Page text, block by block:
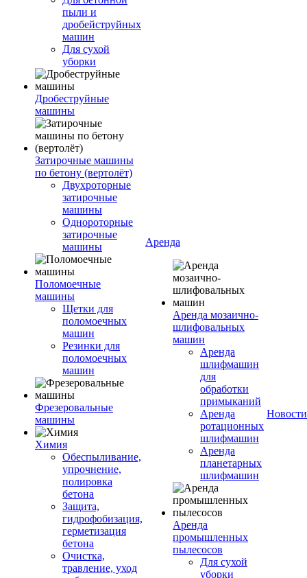
пыли и
дробейструйных
машин
Для сухой
уборки
Дробеструйные
машины
Затирочные машины
по бетону (вертолёт)
Двухроторные
затирочные
машины
Однороторные
затирочные
машины
Поломоечные
машины
Щетки для
поломоечных
машин
Резинки для
поломоечных
машин
Фрезеровальные
машины
Химия
Обеспыливание,
упрочнение,
полировка
бетона
Защита,
гидрофобизация,
герметизация
бетона
Очистка,
травление, уход
Аренда
Аренда мозаично-
шлифовальных
машин
Аренда
шлифмашин
для
обработки
примыканий
Аренда
ротационных
шлифмашин
Аренда
планетарных
шлифмашин
Аренда
промышленных
пылесосов
Для сухой
уборки
Новости